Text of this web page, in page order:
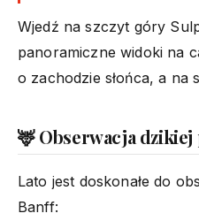
Wjedź na szczyt góry
panoramiczne widoki na
o zachodzie słońca, a na
🦌 Obserwacja
Lato jest doskonałe do
Banff: